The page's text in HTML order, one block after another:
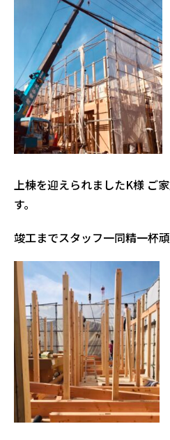
上棟を迎えられましたK様 ご
す。
竣工までスタッフ一同精一杯